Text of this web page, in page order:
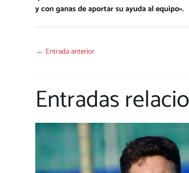
y con ganas de aportar su ayuda al equipo».
← Entrada anterior
Entradas